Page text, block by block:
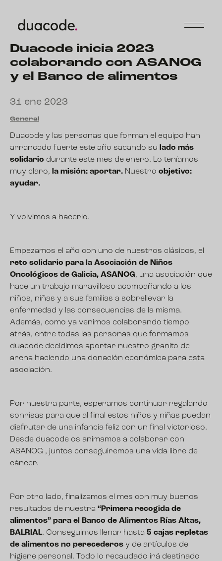
Duacode inicia 2023
colaborando con ASANOG
y el Banco de alimentos
31 ene 2023
General
Duacode y las personas que forman el equipo han
arrancado fuerte este año sacando su lado más
solidario durante este mes de enero. Lo teníamos
muy claro, la misión: aportar. Nuestro objetivo:
ayudar.
Y volvimos a hacerlo.
Empezamos el año con uno de nuestros clásicos, el
reto solidario para la Asociación de Niños
Oncológicos de Galicia, ASANOG, una asociación que
hace un trabajo maravilloso acompañando a los
niños, niñas y a sus familias a sobrellevar la
enfermedad y las consecuencias de la misma.
Además, como ya venimos colaborando tiempo
atrás, entre todas las personas que formamos
duacode decidimos aportar nuestro granito de
arena haciendo una donación económica para esta
asociación.
Por nuestra parte, esperamos continuar regalando
sonrisas para que al final estos niños y niñas puedan
disfrutar de una infancia feliz con un final victorioso.
Desde duacode os animamos a colaborar con
ASANOG , juntos conseguiremos una vida libre de
cáncer.
Por otro lado, finalizamos el mes con muy buenos
resultados de nuestra “Primera recogida de
alimentos” para el Banco de Alimentos Rías Altas,
BALRIAL. Conseguimos llenar hasta 5 cajas repletas
de alimentos no perecederos y de artículos de
higiene personal. Todo lo recaudado irá destinado